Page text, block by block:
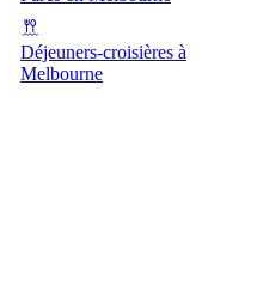
Déjeuners-croisières à
Melbourne